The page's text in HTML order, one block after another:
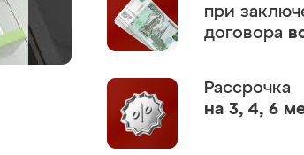
при
договора
Рассрочка
на 3, 4, 6